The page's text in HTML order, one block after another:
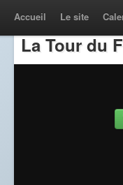
Accueil Le site
La Tour du